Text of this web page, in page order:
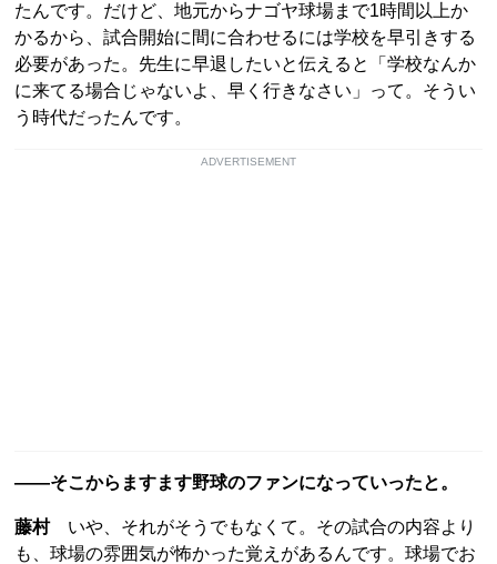
たんです。だけど、地元からナゴヤ球場まで1時間以上か
かるから、試合開始に間に合わせるには学校を早引きする
必要があった。先生に早退したいと伝えると「学校なんか
に来てる場合じゃないよ、早く行きなさい」って。そうい
う時代だったんです。
ADVERTISEMENT
――そこからますます野球のファンになっていったと。
藤村いや、それがそうでもなくて。その試合の内容より
も、球場の雰囲気が怖かった覚えがあるんです。球場でお